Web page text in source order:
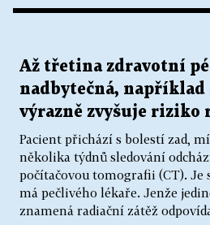
Až třetina zdravotní
nadbytečná, například
výrazně zvyšuje riziko
Pacient přichází s bolestí zad,
několika týdnů sledování
počítačovou tomografii (CT). Je
má pečlivého lékaře. Jenže
znamená radiační zátěž